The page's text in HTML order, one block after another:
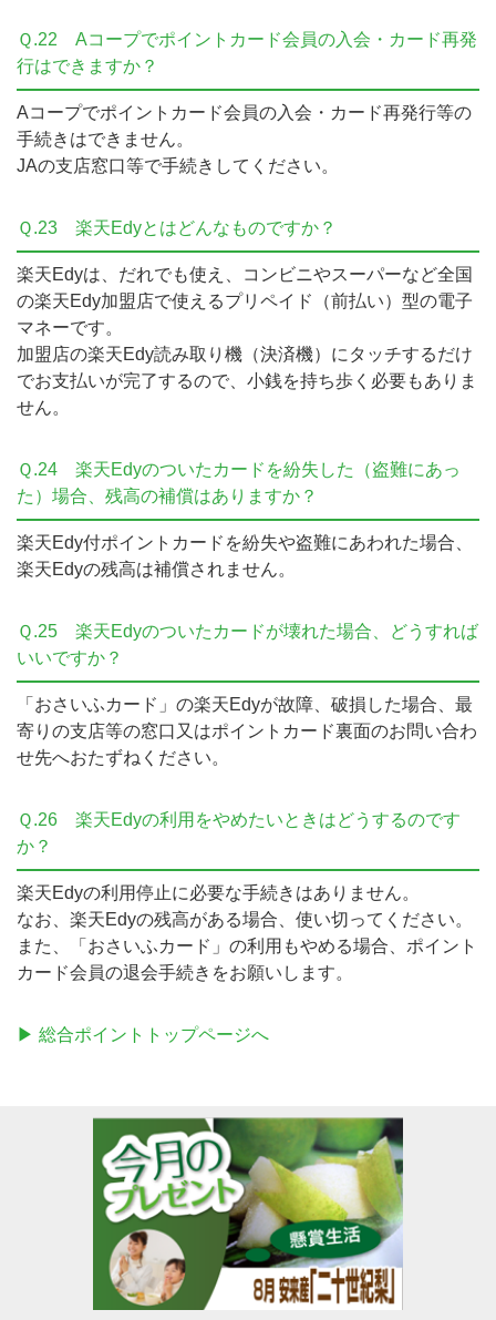
Ｑ.22
Aコープでポイントカード会員の入会・カード再発
行はできますか？
Aコープでポイントカード会員の入会・カード再発行等の
手続きはできません。
JAの支店窓口等で手続きしてください。
Ｑ.23 楽天Edyとはどんなものですか？
楽天Edyは、だれでも使え、コンビニやスーパーなど全国
の楽天Edy加盟店で使えるプリペイド（前払い）型の電子
マネーです。
加盟店の楽天Edy読み取り機（決済機）にタッチするだけ
でお支払いが完了するので、小銭を持ち歩く必要もありま
せん。
Ｑ.24
楽天Edyのついたカードを紛失した（盗難にあっ
た）場合、残高の補償はありますか？
楽天Edy付ポイントカードを紛失や盗難にあわれた場合、
楽天Edyの残高は補償されません。
Ｑ.25
楽天Edyのついたカードが壊れた場合、どうすれば
いいですか？
「おさいふカード」の楽天Edyが故障、破損した場合、最
寄りの支店等の窓口又はポイントカード裏面のお問い合わ
せ先へおたずねください。
Ｑ.26
楽天Edyの利用をやめたいときはどうするのです
か？
楽天Edyの利用停止に必要な手続きはありません。
なお、楽天Edyの残高がある場合、使い切ってください。
また、「おさいふカード」の利用もやめる場合、ポイント
カード会員の退会手続きをお願いします。
▶ 総合ポイントトップページへ